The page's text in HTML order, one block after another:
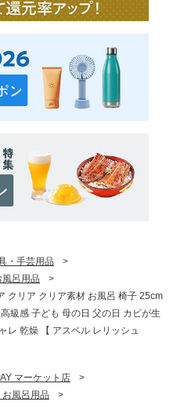
・手芸用品
>
呂用品
>
クリア クリア素材 お風呂 椅子 25cm
級感 子ども 母の日 父の日 カビが生
レ 乾燥 【 アスベル レリッシュ
マーケット店
>
お風呂用品
>